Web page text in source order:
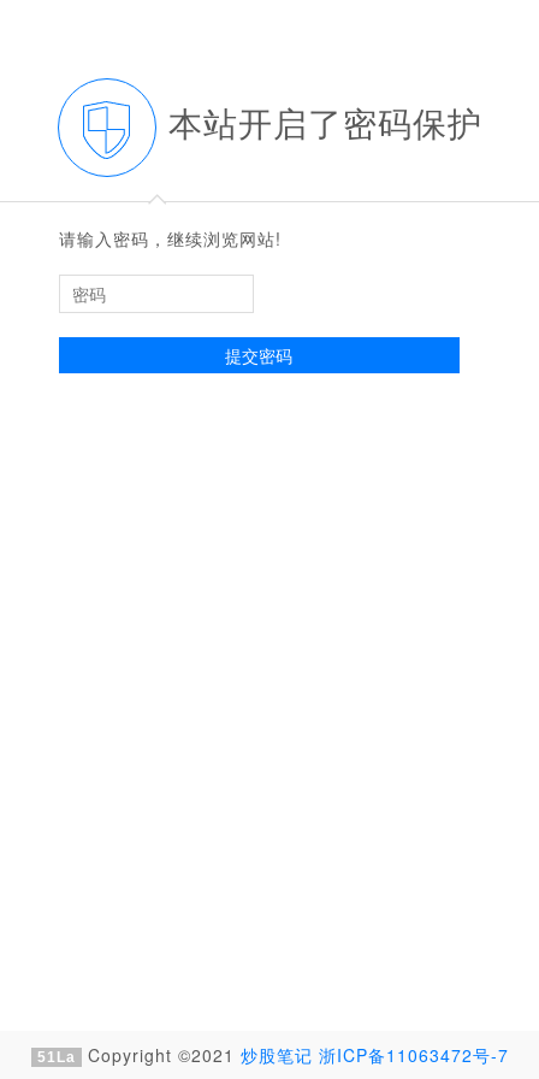
本站开启了密码保护
◆
◆
请输入密码，继续浏览网站!
提交密码
51La Copyright ©2021 炒股笔记 浙ICP备11063472号-7